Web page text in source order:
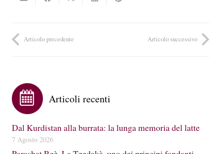
Articolo precedente Articolo successivo
Articoli recenti
Dal Kurdistan alla burrata: la lunga memoria del latte
7 Agosto 2026